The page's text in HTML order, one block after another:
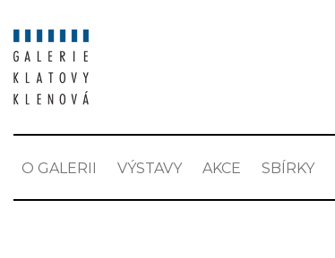
O GALERII VÝSTAVY AKCE SBÍRKY